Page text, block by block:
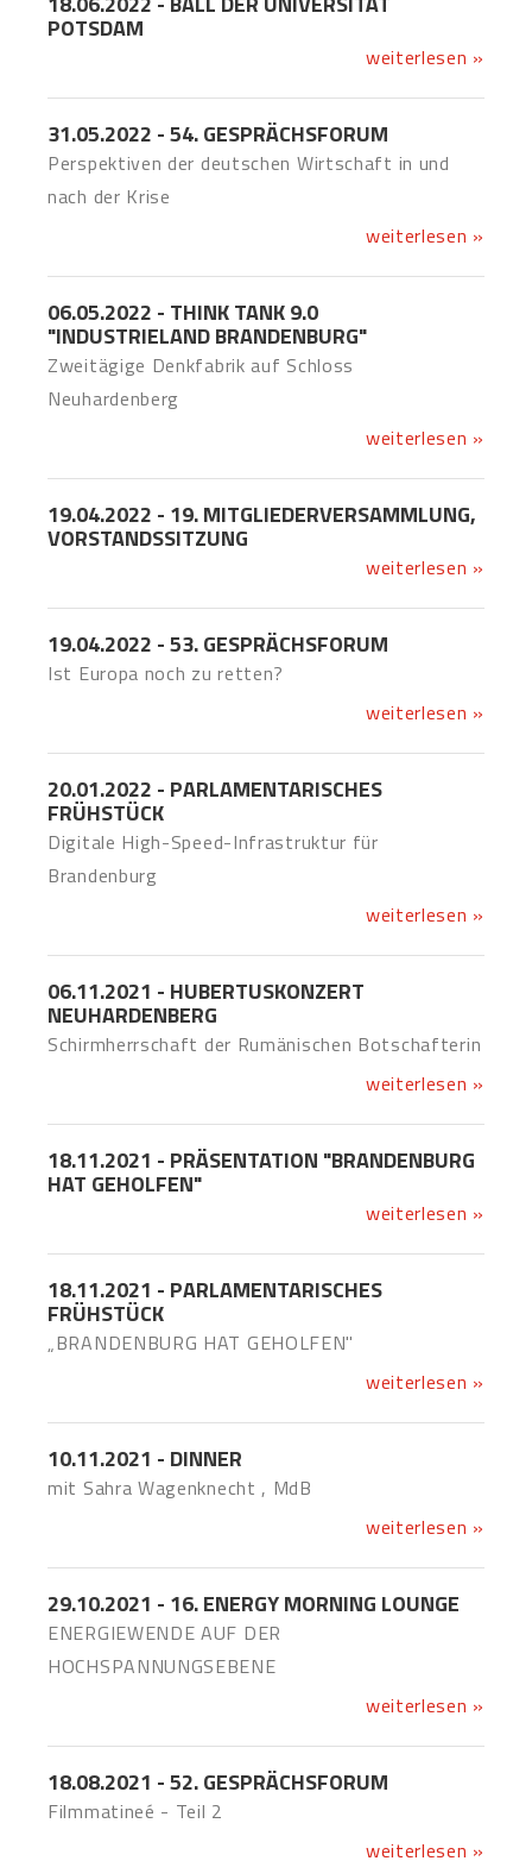
POTSDAM
weiterlesen »
31.05.2022 - 54. GESPRÄCHSFORUM
Perspektiven der deutschen Wirtschaft in und
nach der Krise
weiterlesen »
06.05.2022 - THINK TANK 9.0
"INDUSTRIELAND BRANDENBURG"
Zweitägige Denkfabrik auf Schloss
Neuhardenberg
weiterlesen »
19.04.2022 - 19. MITGLIEDERVERSAMMLUNG,
VORSTANDSSITZUNG
weiterlesen »
19.04.2022 - 53. GESPRÄCHSFORUM
Ist Europa noch zu retten?
weiterlesen »
20.01.2022 - PARLAMENTARISCHES
FRÜHSTÜCK
Digitale High-Speed-Infrastruktur für
Brandenburg
weiterlesen »
06.11.2021 - HUBERTUSKONZERT
NEUHARDENBERG
Schirmherrschaft der Rumänischen Botschafterin
weiterlesen »
18.11.2021 - PRÄSENTATION "BRANDENBURG
HAT GEHOLFEN"
weiterlesen »
18.11.2021 - PARLAMENTARISCHES
FRÜHSTÜCK
„BRANDENBURG HAT GEHOLFEN"
weiterlesen »
10.11.2021 - DINNER
mit Sahra Wagenknecht , MdB
weiterlesen »
29.10.2021 - 16. ENERGY MORNING LOUNGE
ENERGIEWENDE AUF DER
HOCHSPANNUNGSEBENE
weiterlesen »
18.08.2021 - 52. GESPRÄCHSFORUM
Filmmatineé - Teil 2
weiterlesen »